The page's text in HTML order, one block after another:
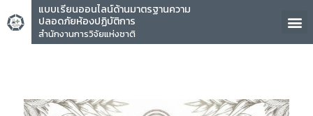
แบบเรียนออนไลน์ด้านมาตรฐานความ
ปลอดภัยห้องปฏิบัติการ
สำนักงานการวิจัยแห่งชาติ